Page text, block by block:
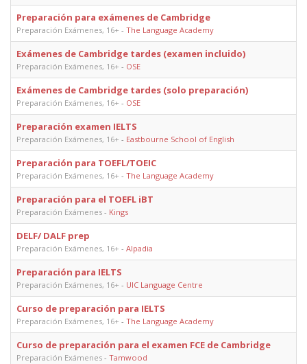
Preparación para exámenes de Cambridge
Preparación Exámenes, 16+ - The Language Academy
Exámenes de Cambridge tardes (examen incluido)
Preparación Exámenes, 16+ - OSE
Exámenes de Cambridge tardes (solo preparación)
Preparación Exámenes, 16+ - OSE
Preparación examen IELTS
Preparación Exámenes, 16+ - Eastbourne School of English
Preparación para TOEFL/TOEIC
Preparación Exámenes, 16+ - The Language Academy
Preparación para el TOEFL iBT
Preparación Exámenes - Kings
DELF/ DALF prep
Preparación Exámenes, 16+ - Alpadia
Preparación para IELTS
Preparación Exámenes, 16+ - UIC Language Centre
Curso de preparación para IELTS
Preparación Exámenes, 16+ - The Language Academy
Curso de preparación para el examen FCE de Cambridge
Preparación Exámenes - Tamwood